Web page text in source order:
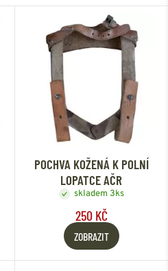
POCHVA KOŽENÁ K POLNÍ
LOPATCE AČR
skladem 3ks
250 KČ
ZOBRAZIT